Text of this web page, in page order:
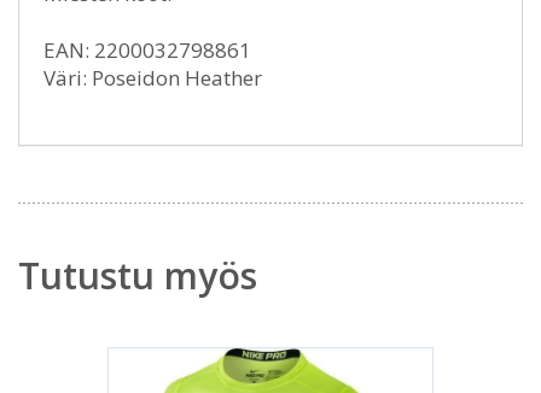
EAN: 2200032798861
Väri: Poseidon Heather
Tutustu myös